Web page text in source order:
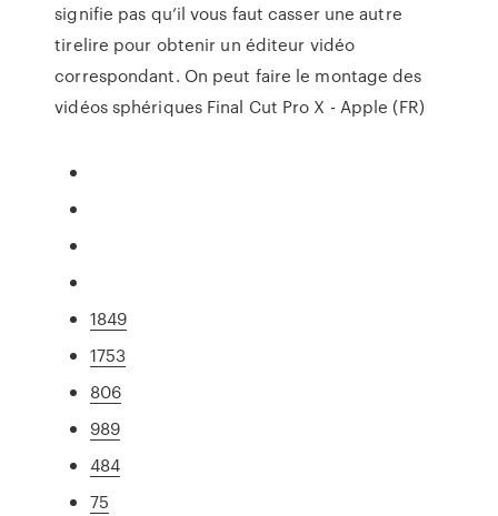
signifie pas qu’il vous faut casser une autre
tirelire pour obtenir un éditeur vidéo
correspondant. On peut faire le montage des
vidéos sphériques Final Cut Pro X - Apple (FR)
1849
1753
806
989
484
75